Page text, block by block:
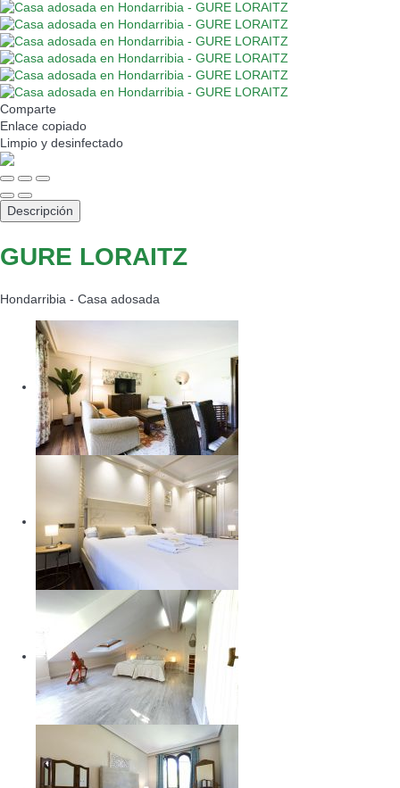
Comparte
Enlace copiado
Limpio y desinfectado
Descripción
GURE LORAITZ
Hondarribia - Casa adosada